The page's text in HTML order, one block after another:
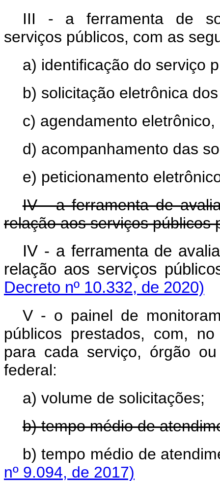
III - a ferramenta de
serviços públicos, com as
a) identificação do serviço
b) solicitação eletrônica
c) agendamento
d) acompanhamento das
e) peticionamento
IV - a ferramenta de
relação aos serviços públicos
IV - a ferramenta de
relação aos serviços
Decreto nº 10.332, de 2020)
V - o painel de
públicos prestados, com,
para cada serviço, órgão
federal:
a) volume de solicitações;
b) tempo médio de
b) tempo médio de
nº 9.094, de 2017)